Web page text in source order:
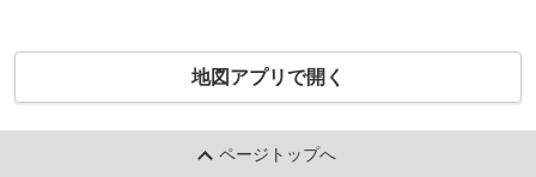
地図アプリで開く
ページトップへ